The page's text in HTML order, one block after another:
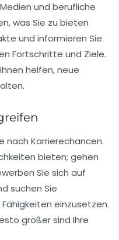
und berufliche
was Sie zu bieten
und informieren Sie
Fortschritte und Ziele.
helfen, neue
nach Karrierechancen.
bieten; gehen
Sie sich auf
suchen Sie
einzusetzen.
größer sind Ihre